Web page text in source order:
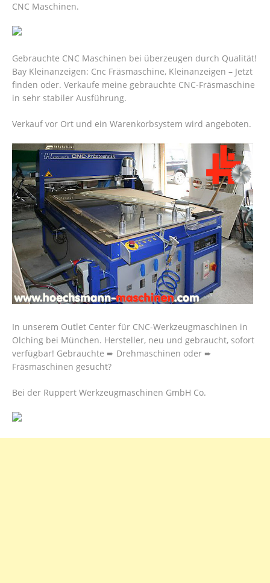
CNC Maschinen.
Gebrauchte CNC Maschinen bei überzeugen durch Qualität!
Bay Kleinanzeigen: Cnc Fräsmaschine, Kleinanzeigen – Jetzt
finden oder. Verkaufe meine gebrauchte CNC-Fräsmaschine
in sehr stabiler Ausführung.
Verkauf vor Ort und ein Warenkorbsystem wird angeboten.
In unserem Outlet Center für CNC-Werkzeugmaschinen in
Olching bei München. Hersteller, neu und gebraucht, sofort
verfügbar! Gebrauchte ➨ Drehmaschinen oder ➨
Fräsmaschinen gesucht?
Bei der Ruppert Werkzeugmaschinen GmbH Co.